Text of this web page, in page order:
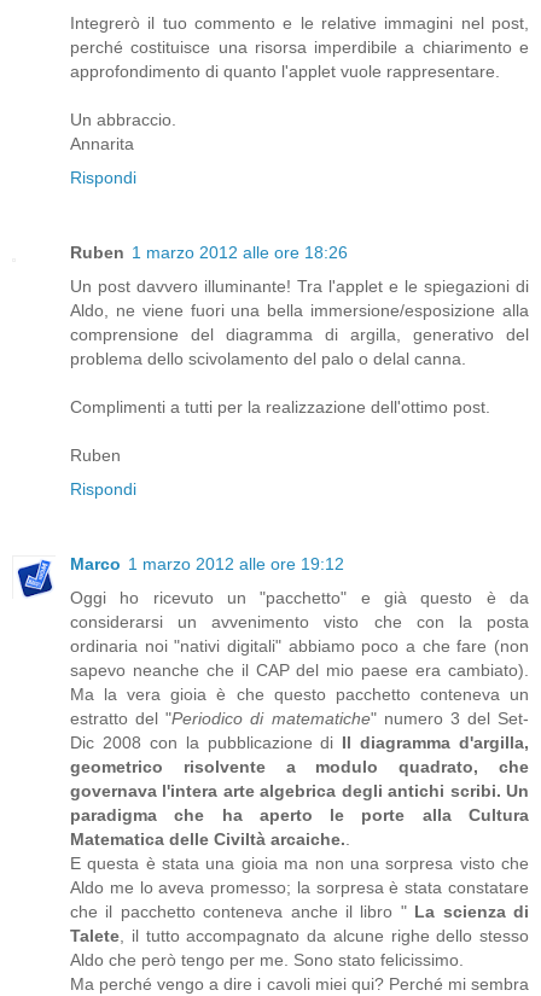
Integrerò il tuo commento e le relative immagini nel post,
perché costituisce una risorsa imperdibile a chiarimento e
approfondimento di quanto l'applet vuole rappresentare.
Un abbraccio.
Annarita
Rispondi
Ruben 1 marzo 2012 alle ore 18:26
Un post davvero illuminante! Tra l'applet e le spiegazioni di
Aldo, ne viene fuori una bella immersione/esposizione alla
comprensione del diagramma di argilla, generativo del
problema dello scivolamento del palo o delal canna.
Complimenti a tutti per la realizzazione dell'ottimo post.
Ruben
Rispondi
Marco 1 marzo 2012 alle ore 19:12
Oggi ho ricevuto un "pacchetto" e già questo è da
considerarsi un avvenimento visto che con la posta
ordinaria noi "nativi digitali" abbiamo poco a che fare (non
sapevo neanche che il CAP del mio paese era cambiato).
Ma la vera gioia è che questo pacchetto conteneva un
estratto del "Periodico di matematiche" numero 3 del Set-
Dic 2008 con la pubblicazione di Il diagramma d'argilla,
geometrico risolvente a modulo quadrato, che
governava l'intera arte algebrica degli antichi scribi. Un
paradigma che ha aperto le porte alla Cultura
Matematica delle Civiltà arcaiche.
E questa è stata una gioia ma non una sorpresa visto che
Aldo me lo aveva promesso; la sorpresa è stata constatare
che il pacchetto conteneva anche il libro "La scienza di
Talete , il tutto accompagnato da alcune righe dello stesso
Aldo che però tengo per me. Sono stato felicissimo.
Ma perché vengo a dire i cavoli miei qui? Perché mi sembra